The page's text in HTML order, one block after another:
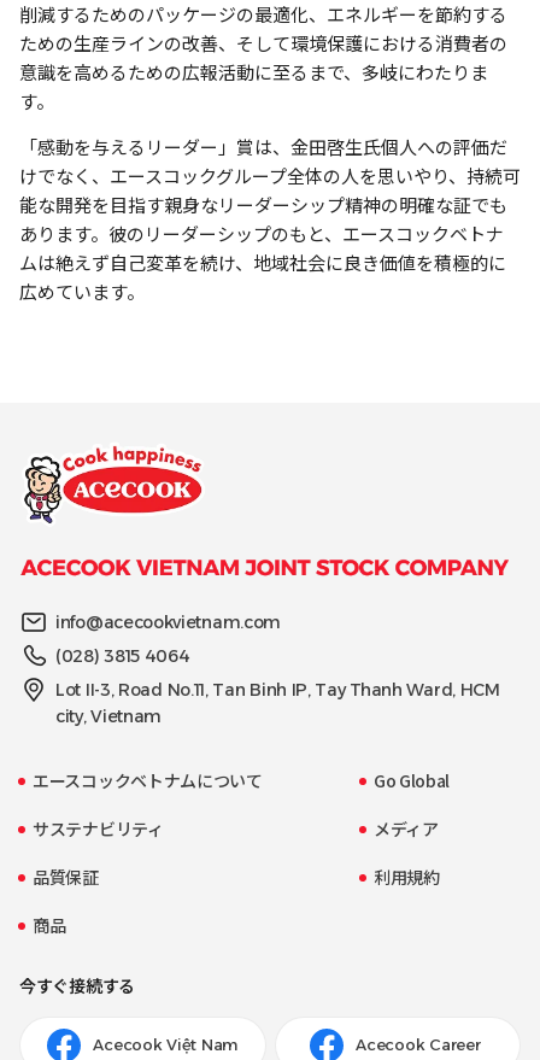
削減するためのパッケージの最適化、エネルギーを節約する
ための生産ラインの改善、そして環境保護における消費者の
意識を高めるための広報活動に至るまで、多岐にわたりま
す。
「感動を与えるリーダー」賞は、金田啓生氏個人への評価だ
けでなく、エースコックグループ全体の人を思いやり、持続可
能な開発を目指す親身なリーダーシップ精神の明確な証でも
あります。彼のリーダーシップのもと、エースコックベトナ
ムは絶えず自己変革を続け、地域社会に良き価値を積極的に
広めています。
info@acecookvietnam.com
(028) 3815 4064
Lot II-3, Road No.11, Tan Binh IP, Tay Thanh Ward, HCM
city, Vietnam
エースコックベトナムについて
Go Global
サステナビリティ
メディア
品質保証
利用規約
商品
今すぐ接続する
Acecook Việt Nam Acecook Career